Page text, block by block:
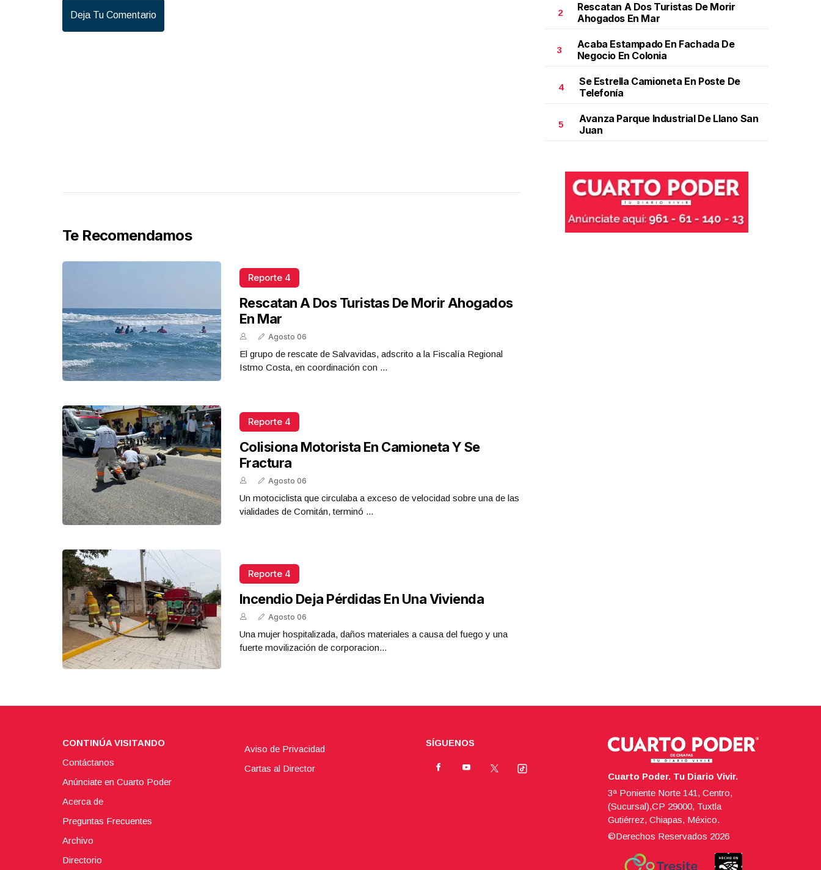
Deja Tu Comentario
Te Recomendamos
Reporte 4
Rescatan A Dos Turistas De Morir Ahogados
En Mar
Agosto 06
El grupo de rescate de Salvavidas, adscrito a la Fiscalía Regional
Istmo Costa, en coordinación con ...
Reporte 4
Colisiona Motorista En Camioneta Y Se
Fractura
Agosto 06
Un motociclista que circulaba a exceso de velocidad sobre una de las
vialidades de Comitán, terminó ...
Reporte 4
Incendio Deja Pérdidas En Una Vivienda
Agosto 06
Una mujer hospitalizada, daños materiales a causa del fuego y una
fuerte movilización de corporacion...
Una emotiva jubilación en educación especial
emotiva jubilación en educación especial
Octubre 04 l
2
Rescatan A Dos Turistas De Morir
Ahogados En Mar
3
Acaba Estampado En Fachada De
Negocio En Colonia
4
Se Estrella Camioneta En Poste De
Telefonía
5
Avanza Parque Industrial De Llano San
Juan
CONTINÚA VISITANDO
Contáctanos
Anúnciate en Cuarto Poder
Acerca de
Preguntas Frecuentes
Archivo
Directorio
Aviso de Privacidad
Cartas al Director
SÍGUENOS
Cuarto Poder. Tu Diario Vivir.
3ª Poniente Norte 141, Centro,
(Sucursal),CP 29000, Tuxtla
Gutiérrez, Chiapas, México.
©Derechos Reservados 2026